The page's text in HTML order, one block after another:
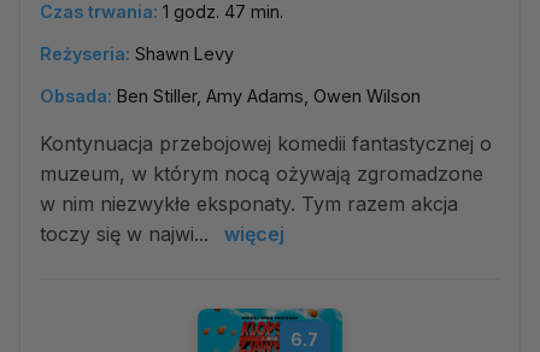
Czas trwania: 1 godz. 47 min.
Reżyseria: Shawn Levy
Obsada: Ben Stiller, Amy Adams, Owen Wilson
Kontynuacja przebojowej komedii fantastycznej o
muzeum, w którym nocą ożywają zgromadzone
w nim niezwykłe eksponaty. Tym razem akcja
toczy się w najwi...
więcej
6.7